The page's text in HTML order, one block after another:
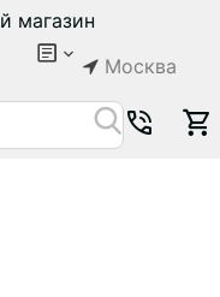
магазин
Москва